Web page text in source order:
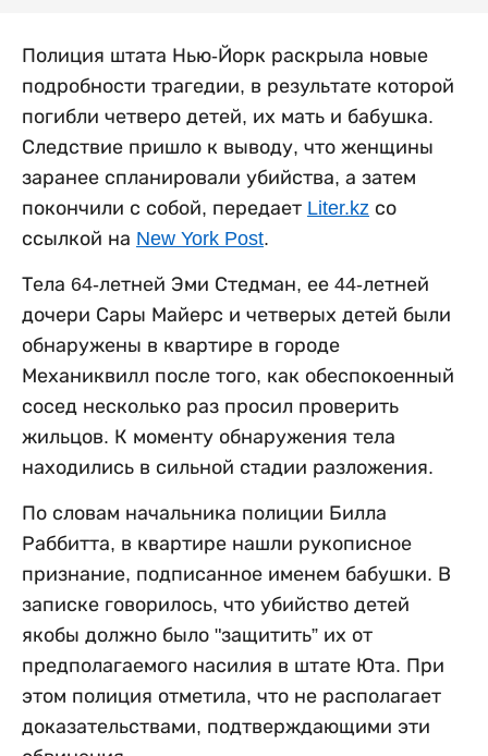
Полиция штата Нью-Йорк раскрыла новые
подробности трагедии, в результате которой
погибли четверо детей, их мать и бабушка.
Следствие пришло к выводу, что женщины
заранее спланировали убийства, а затем
покончили с собой, передает Liter.kz со
ссылкой на New York Post.
Тела 64-летней Эми Стедман, ее 44-летней
дочери Сары Майерс и четверых детей были
обнаружены в квартире в городе
Механиквилл после того, как обеспокоенный
сосед несколько раз просил проверить
жильцов. К моменту обнаружения тела
находились в сильной стадии разложения.
По словам начальника полиции Билла
Раббитта, в квартире нашли рукописное
признание, подписанное именем бабушки. В
записке говорилось, что убийство детей
якобы должно было "защитить” их от
предполагаемого насилия в штате Юта. При
этом полиция отметила, что не располагает
доказательствами, подтверждающими эти